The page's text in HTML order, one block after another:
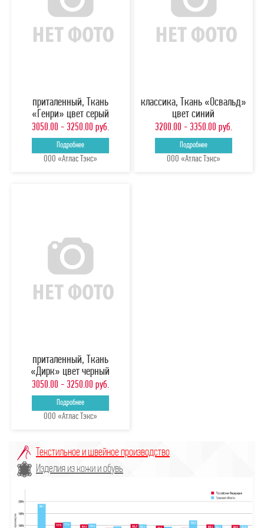
приталенный, Ткань
«Генри» цвет серый
3050.00 - 3250.00 руб.
Подробнее
ООО «Атлас Тэкс»
классика, Ткань «Освальд»
цвет синий
3200.00 - 3350.00 руб.
Подробнее
ООО «Атлас Тэкс»
приталенный, Ткань
«Дирк» цвет черный
3050.00 - 3250.00 руб.
Подробнее
ООО «Атлас Тэкс»
Текстильное и швейное производство
Изделия из кожи и обувь